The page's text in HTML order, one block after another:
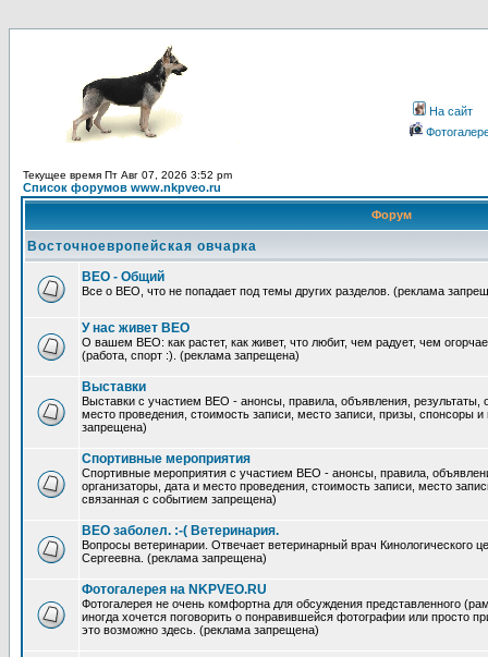
На сайт
Текущее время Пт Авг 07, 2026 3:52 pm
Список форумов www.nkpveo.ru
Форум
Восточноевропейская овчарка
ВЕО - Общий
Все о ВЕО, что не попадает под темы других разделов. (реклама
У нас живет ВЕО
О вашем ВЕО: как растет, как живет, что любит, чем радует, чем
(работа, спорт :). (реклама запрещена)
Выставки
Выставки с участием ВЕО - анонсы, правила, объявления, результаты,
место проведения, стоимость записи, место записи, призы, спонсоры
запрещена)
Спортивные мероприятия
Спортивные мероприятия с участием ВЕО - анонсы, правила,
организаторы, дата и место проведения, стоимость записи, место
связанная с событием запрещена)
ВЕО заболел. :-( Ветеринария.
Вопросы ветеринарии. Отвечает ветеринарный врач Кинологического
Сергеевна. (реклама запрещена)
Фотогалерея на NKPVEO.RU
Фотогалерея не очень комфортна для обсуждения представленного
иногда хочется поговорить о понравившейся фотографии или просто
это возможно здесь. (реклама запрещена)